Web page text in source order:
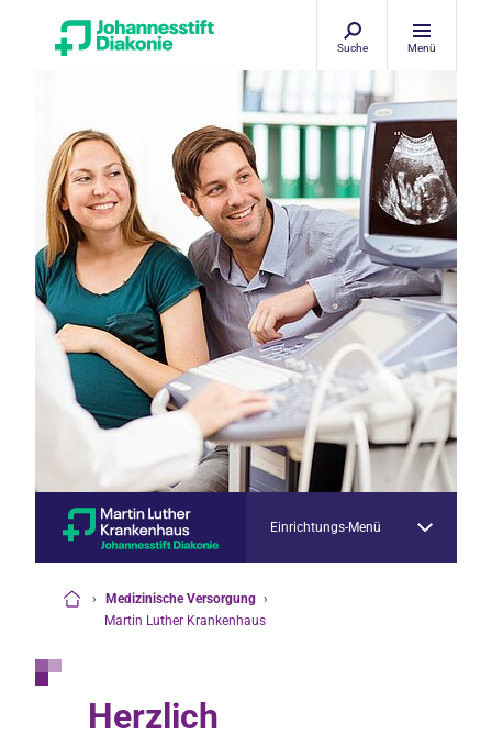
Suche Menü
Einrichtungs-Menü
› Medizinische Versorgung ›
Martin Luther Krankenhaus
Herzlich